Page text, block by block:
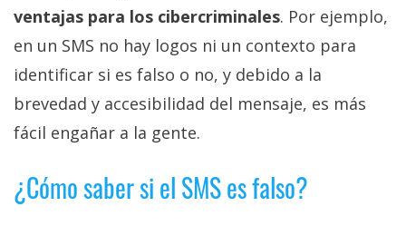
ventajas para los cibercriminales. Por ejemplo,
en un SMS no hay logos ni un contexto para
identificar si es falso o no, y debido a la
brevedad y accesibilidad del mensaje, es más
fácil engañar a la gente.
¿Cómo saber si el SMS es falso?